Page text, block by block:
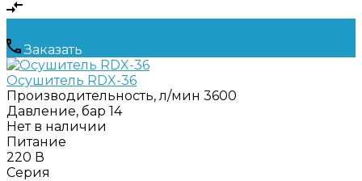
Заказать
Осушитель RDX-36
Производительность, л/мин 3600
Давление, бар 14
Нет в наличии
Питание
220 В
Серия